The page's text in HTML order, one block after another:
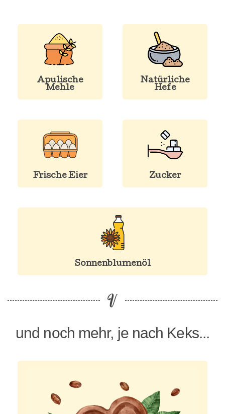
Apulische
Mehle
Natürliche
Hefe
Frische Eier Zucker
Sonnenblumenöl
und noch mehr, je nach Keks...